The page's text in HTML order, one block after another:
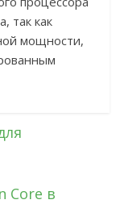
так как
мощности,
Core в